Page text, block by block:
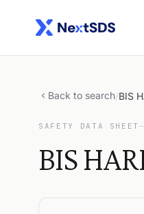
Back to search/BIS
SAFETY DATA SHEET
BIS